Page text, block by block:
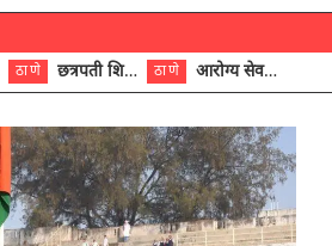
ठाणे छत्रपती शिवाजी महाराज रुग्णालयात दुर्मिळ ट्युमरची यशस्वी शस्त्रक्रिया ठाणे आरोग्य सेवक (पुरुष) पदावरून ११ कर्मचाऱ्यांना आरोग्य सहाय्यक (पुरुष) पदावर पदोन्नती; मुख्य कार्यकारी अधिकारी रणजित यादव यांच्या हस्ते आदेश वितरण